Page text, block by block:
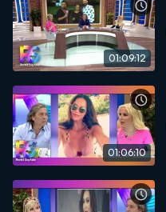
01:09:12
01:06:10